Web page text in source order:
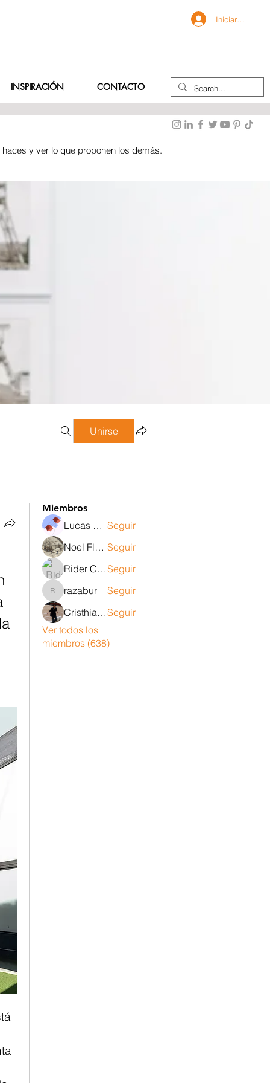
INSPIRACIÓN CONTACTO
Iniciar sesión
Unirse
Miembros
Lucas Meneghetti Seguir
Noel Flores ruiz Seguir
Rider CarrizoSeguir
razabur
razabur
Seguir
Cristhian Belito MoranSeguir
Ver todos los
miembros (638)
y ver lo que proponen los demás.